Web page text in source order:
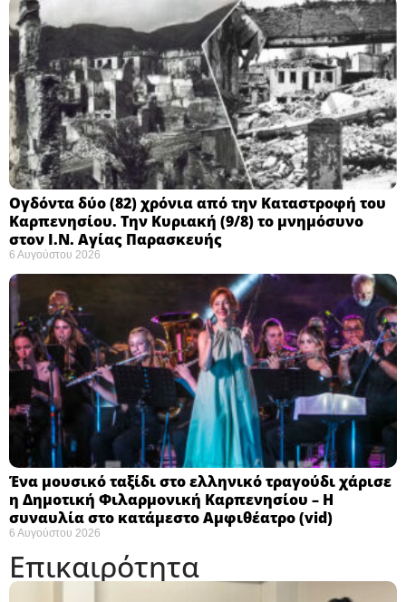
Ογδόντα δύο (82) χρόνια από την Καταστροφή του
Καρπενησίου. Την Κυριακή (9/8) το μνημόσυνο
στον Ι.Ν. Αγίας Παρασκευής
6 Αυγούστου 2026
Ένα μουσικό ταξίδι στο ελληνικό τραγούδι χάρισε
η Δημοτική Φιλαρμονική Καρπενησίου – Η
συναυλία στο κατάμεστο Αμφιθέατρο (vid)
6 Αυγούστου 2026
Επικαιρότητα